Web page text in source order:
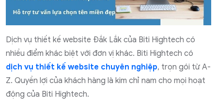
Dịch vụ thiết kế website Đắk Lắk của Biti Hightech có
nhiều điểm khác biệt với đơn vị khác. Biti Hightech có
dịch vụ thiết kế website chuyên nghiệp, trọn gói từ A-
Z. Quyền lợi của khách hàng là kim chỉ nam cho mọi hoạt
động của Biti Hightech.